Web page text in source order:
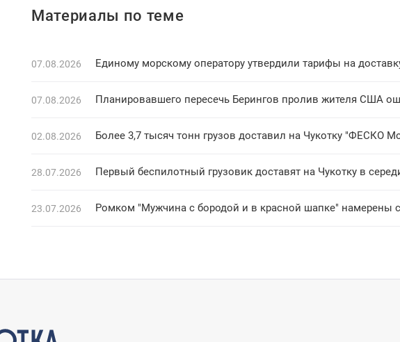
Материалы по теме
07.08.2026 Единому морскому оператору утвердили тарифы на
07.08.2026 Планировавшего пересечь Берингов пролив жителя США
02.08.2026 Более 3,7 тысяч тонн грузов доставил на Чукотку "ФЕСКО
28.07.2026 Первый беспилотный грузовик доставят на Чукотку в
23.07.2026 Ромком "Мужчина с бородой и в красной шапке" намерены